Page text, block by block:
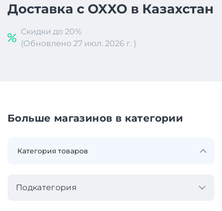
Доставка с OXXO в Казахстан
Скидки до 20%
(Обновлено 27 июл. 2026 г. )
Больше магазинов в категории
Подкатегория